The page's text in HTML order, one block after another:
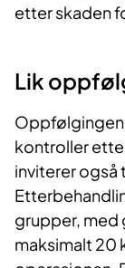
etter skaden
Lik
Oppfølgingen
kontroller
inviterer også
grupper, med
maksimalt 20